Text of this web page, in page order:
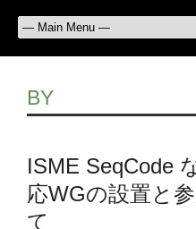
BY
ISME SeqCode
応WGの設置と
て